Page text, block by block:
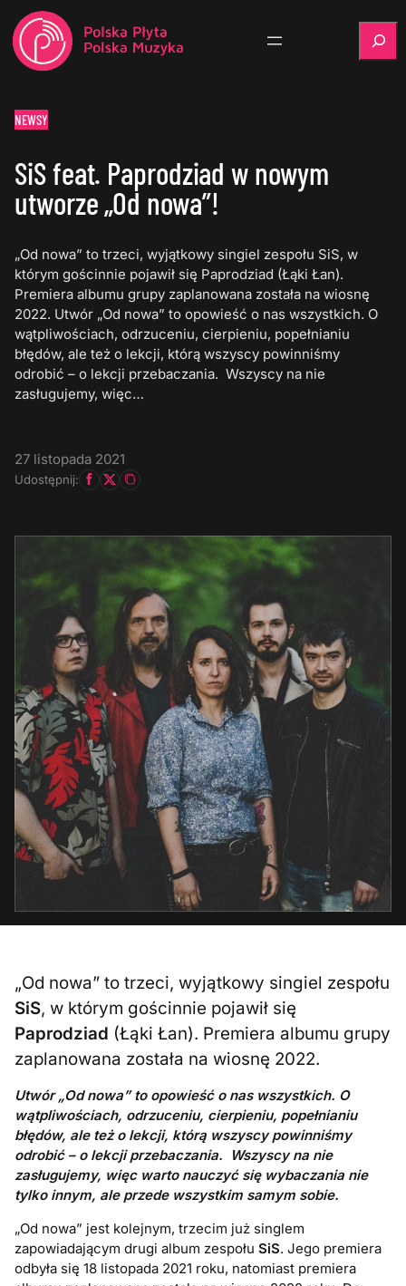
NEWSY
SiS feat. Paprodziad w nowym
utworze „Od nowa”!
„Od nowa” to trzeci, wyjątkowy singiel zespołu SiS, w
którym gościnnie pojawił się Paprodziad (Łąki Łan).
Premiera albumu grupy zaplanowana została na wiosnę
2022. Utwór „Od nowa” to opowieść o nas wszystkich. O
wątpliwościach, odrzuceniu, cierpieniu, popełnianiu
błędów, ale też o lekcji, którą wszyscy powinniśmy
odrobić – o lekcji przebaczania. Wszyscy na nie
zasługujemy, więc…
27 listopada 2021
Udostępnij:
„Od nowa” to trzeci, wyjątkowy singiel zespołu
SiS, w którym gościnnie pojawił się
Paprodziad (Łąki Łan). Premiera albumu grupy
zaplanowana została na wiosnę 2022.
Utwór „Od nowa” to opowieść o nas wszystkich. O
wątpliwościach, odrzuceniu, cierpieniu, popełnianiu
błędów, ale też o lekcji, którą wszyscy powinniśmy
odrobić – o lekcji przebaczania. Wszyscy na nie
zasługujemy, więc warto nauczyć się wybaczania nie
tylko innym, ale przede wszystkim samym sobie.
„Od nowa” jest kolejnym, trzecim już singlem
zapowiadającym drugi album zespołuSiS. Jego premiera
odbyła się 18 listopada 2021 roku, natomiast premiera